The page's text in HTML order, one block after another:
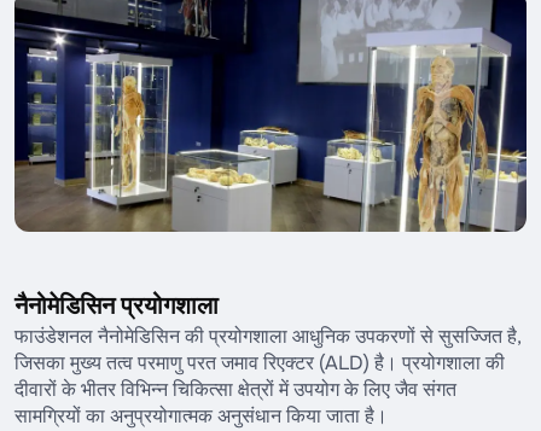
नैनोमेडिसिन प्रयोगशाला
फाउंडेशनल नैनोमेडिसिन की प्रयोगशाला आधुनिक उपकरणों से सुसज्जित है,
जिसका मुख्य तत्व परमाणु परत जमाव रिएक्टर (ALD) है। प्रयोगशाला की
दीवारों के भीतर विभिन्न चिकित्सा क्षेत्रों में उपयोग के लिए जैव संगत
सामग्रियों का अनुप्रयोगात्मक अनुसंधान किया जाता है।